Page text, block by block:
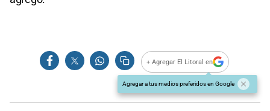
+ Agregar El Litoral en
Agregar a tus medios preferidos en Google